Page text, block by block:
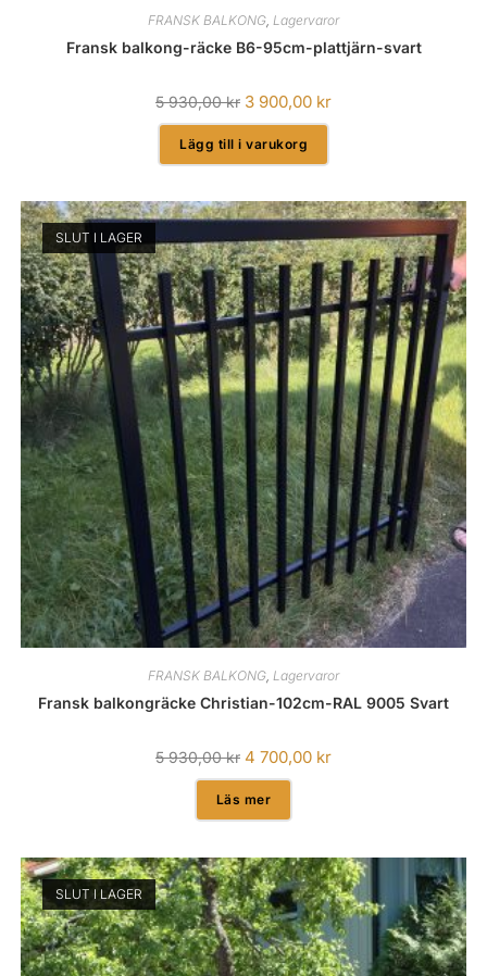
FRANSK BALKONG Lagervaror
Fransk balkong-räcke B6-95cm-plattjärn-svart
5 930,00kr 3 900,00 kr
Lägg till i varukorg
SLUT I LAGER
FRANSK BALKONG, Lagervaror
Fransk balkongräcke Christian-102cm-RAL 9005 Svart
5 930,00kr 4 700,00 kr
Läs mer
SLUT I LAGER